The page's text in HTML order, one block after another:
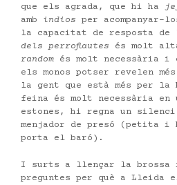
que els agrada, que hi ha
amb indios per acompanyar-
la capacitat de resposta de
dels perroflautes és molt
random és molt necessària i
els monos potser revelen més
la gent que està més per la
feina és molt necessària
estones, hi regna un silenci
menjador de presó (petita i
porta el baró).
I surts a llençar la
preguntes per què a Lleida